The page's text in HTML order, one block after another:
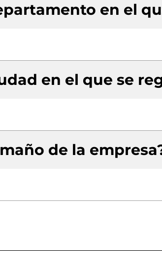
en el
en el que se
de la